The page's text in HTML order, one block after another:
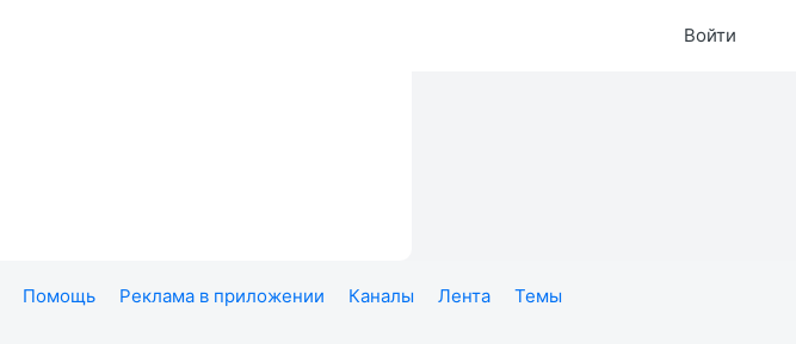
Войти
Помощь Реклама в приложении Каналы Лента
Темы